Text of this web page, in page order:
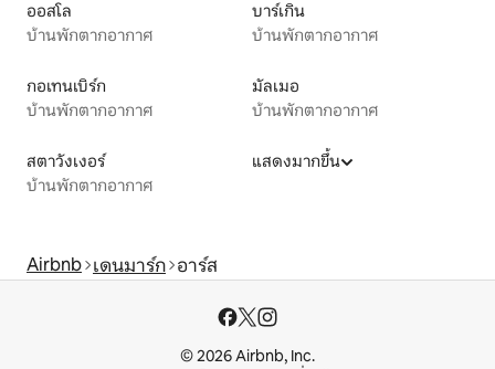
ออสโล
บ้านพักตากอากาศ
บาร์เกิน
บ้านพักตากอากาศ
กอเทนเบิร์ก
บ้านพักตากอากาศ
มัลเมอ
บ้านพักตากอากาศ
สตาวังเงอร์
บ้านพักตากอากาศ
แสดงมากขึ้น
Airbnb เดนมาร์ก อาร์ส
© 2026 Airbnb, Inc.